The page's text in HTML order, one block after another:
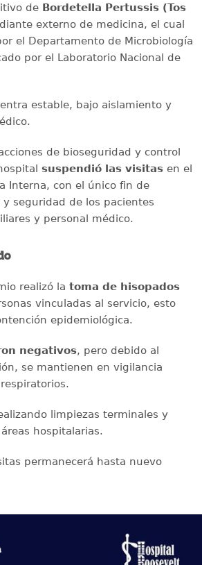
de Bordetella Pertussis (Tos
externo de medicina, el cual
el Departamento de Microbiología
por el Laboratorio Nacional de
estable, bajo aislamiento y
de bioseguridad y control
suspendió las visitasen el
Interna, con el único fin de
seguridad de los pacientes
y personal médico.
realizó la toma de hisopados
vinculadas al servicio, esto
epidemiológica.
negativos, pero debido al
se mantienen en vigilancia
limpiezas terminales y
hospitalarias.
permanecerá hasta nuevo